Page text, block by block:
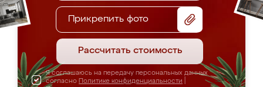
Прикрепить фото
Рассчитать стоимость
Я соглашаюсь на передачу персональных данных
согласно Политике конфиденциальности